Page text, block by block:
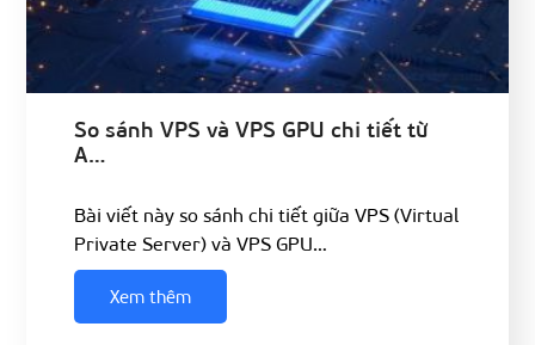
So sánh VPS và VPS GPU chi tiết từ
A…
Bài viết này so sánh chi tiết giữa VPS (Virtual
Private Server) và VPS GPU…
Xem thêm